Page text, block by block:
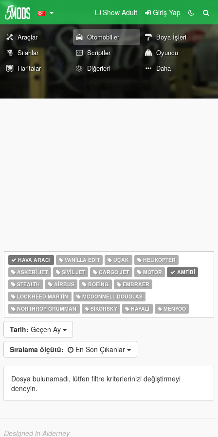
Show Adult Giriş Yap
Araçlar Otomobiller
Boya İşleri
Silahlar
Scriptler
Oyuncu
Haritalar
Diğerleri Daha
HAVA ARACI VANILLA EDIT UÇAK
HELIKOPTER
ASKERI JET
SIVIL JET CARGO JET MOTOR
AMFIBI
STEALTH
AIRBUS BOEING
EMBRAER
LOCKHEED MARTIN
MCDONNELL DOUGLAS
NORTHROP GRUMMAN
SIKORSKY HAYALI MENYOO
Tarih: Geçen Ay
Sıralama ölçütü: En Son Çıkanlar
Dosya bulunamadı, lütfen filtre kriterlerinizi değiştirmeyi
deneyin.
Designed in Alderney